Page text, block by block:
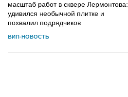
масштаб работ в сквере Лермонтова:
удивился необычной плитке и
похвалил подрядчиков
ВИП-НОВОСТЬ